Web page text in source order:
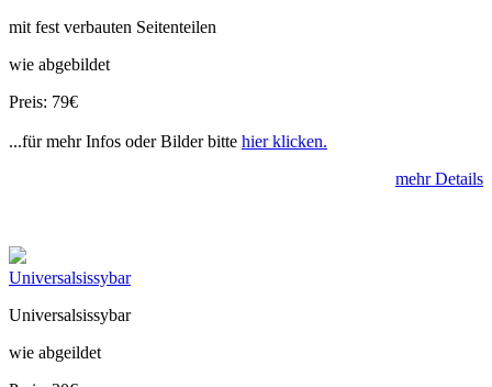
mit fest verbauten Seitenteilen
wie abgebildet
Preis: 79€
...für mehr Infos oder Bilder bitte hier klicken.
mehr Details
Universalsissybar
Universalsissybar
wie abgeildet